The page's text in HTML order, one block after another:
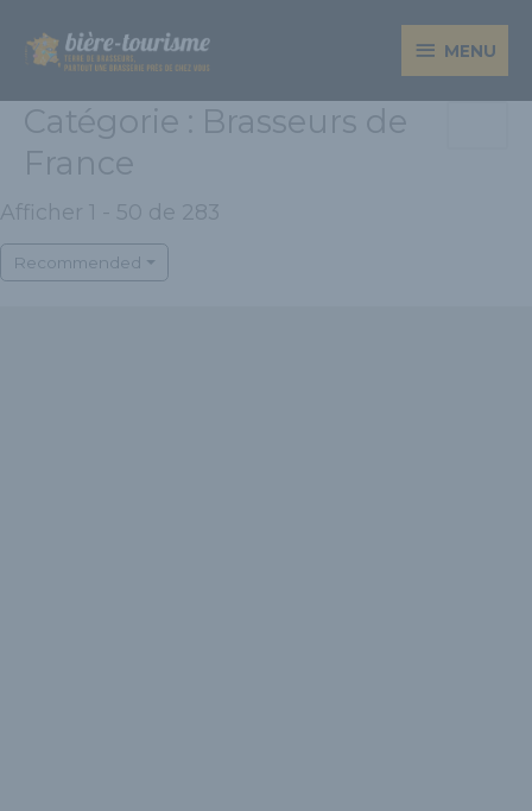
contenu
MENU
MENU
Catégorie : Brasseurs de
France
Afficher 1 - 50 de 283
Recommended